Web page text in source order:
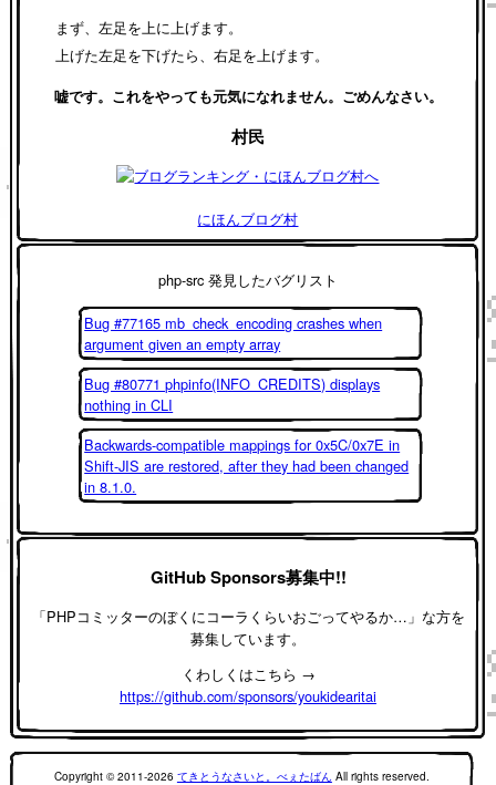
まず、左足を上に上げます。
上げた左足を下げたら、右足を上げます。
嘘です。これをやっても元気になれません。ごめんなさい。
村民
にほんブログ村
php-src 発見したバグリスト
Bug #77165 mb_check_encoding crashes when
argument given an empty array
Bug #80771 phpinfo(INFO_CREDITS) displays
nothing in CLI
Backwards-compatible mappings for 0x5C/0x7E in
Shift-JIS are restored, after they had been changed
in 8.1.0.
GitHub Sponsors募集中!!
「PHPコミッターのぼくにコーラくらいおごってやるか…」な方を
募集しています。
くわしくはこちら →
https://github.com/sponsors/youkidearitai
Copyright © 2011-2026 てきとうなさいと。べぇたばん All rights reserved.